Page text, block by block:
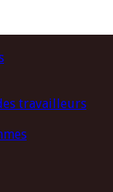
travailleurs